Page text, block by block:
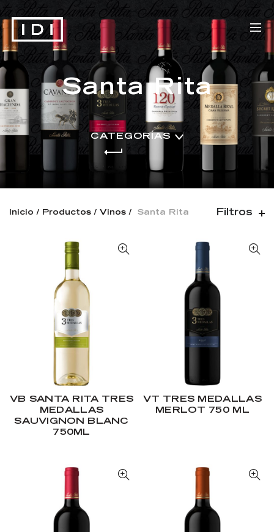
Santa Rita
CATEGORÍAS
Inicio Productos Vinos Santa Rita Filtros
VB SANTA RITA TRES
MEDALLAS
SAUVIGNON BLANC
750ML
VT TRES MEDALLAS
MERLOT 750 ML